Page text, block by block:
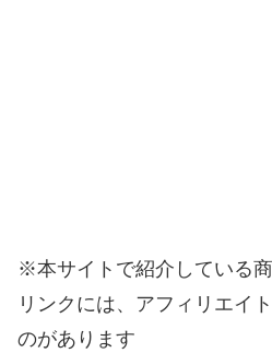
※本サイトで紹介している
リンクには、アフィリエイ
のがあります